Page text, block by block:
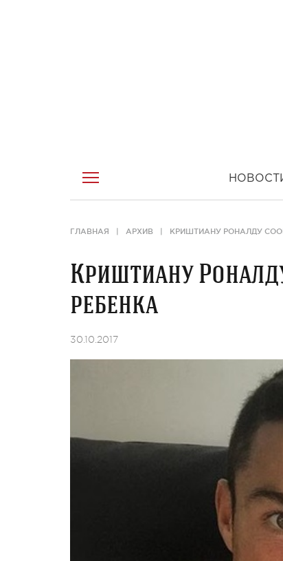
ГЛАВНАЯ АРХИВ КРИШТИАНУ РОНАЛДУ
Криштиану
ребенка
30.10.2017